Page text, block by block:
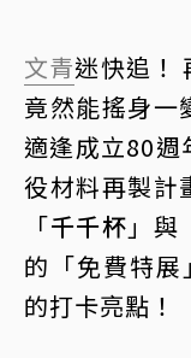
文青迷快追！
竟然能搖身一
適逢成立80週
役材料再製計
「千千杯 」與
的「免費特
的打卡亮點！